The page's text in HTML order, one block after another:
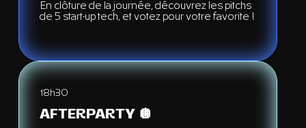
En clôture de la journée, découvrez les pitchs
de 5 start-up tech, et votez pour votre favorite !
18h30
AFTERPARTY 🪩